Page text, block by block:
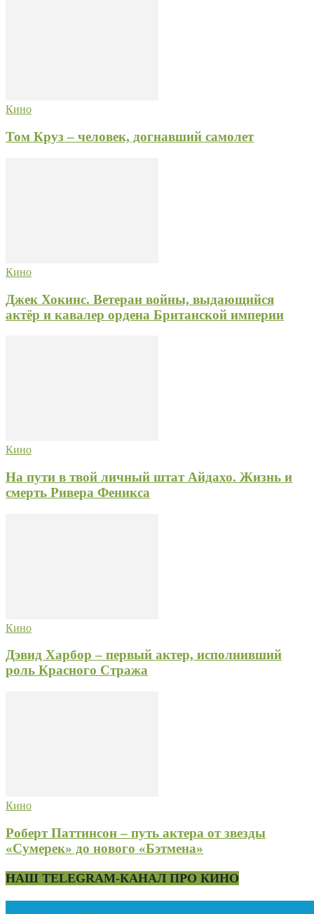
Кино
Том Круз – человек, догнавший самолет
Кино
Джек Хокинс. Ветеран войны, выдающийся
актёр и кавалер ордена Британской империи
Кино
На пути в твой личный штат Айдахо. Жизнь и
смерть Ривера Феникса
Кино
Дэвид Харбор – первый актер, исполнивший
роль Красного Стража
Кино
Роберт Паттинсон – путь актера от звезды
«Сумерек» до нового «Бэтмена»
НАШ TELEGRAM-КАНАЛ ПРО КИНО